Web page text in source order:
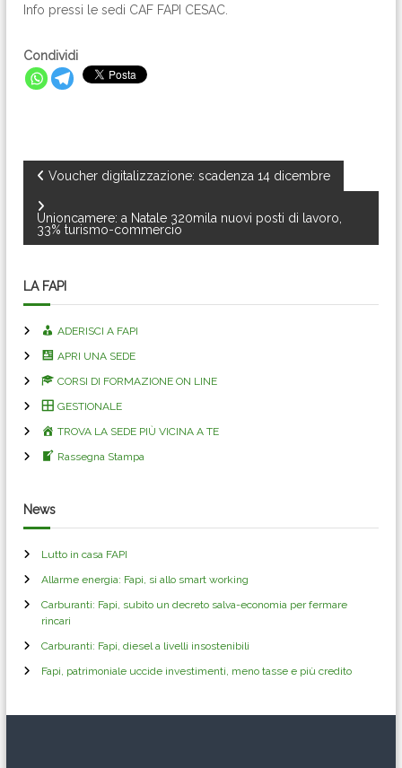
Info pressi le sedi CAF FAPI CESAC.
Condividi
N
i
g
a
z
i
o
n
e
r
Voucher digitalizzazione: scadenza 14 dicembre
Unioncamere: a Natale 320mila nuovi posti di lavoro,
33% turismo-commercio
LA FAPI
ADERISCI A FAPI
APRI UNA SEDE
CORSI DI FORMAZIONE ON LINE
GESTIONALE
TROVA LA SEDE PIÙ VICINA A TE
Rassegna Stampa
News
Lutto in casa FAPI
Allarme energia: Fapi, si allo smart working
Carburanti: Fapi, subito un decreto salva-economia per fermare
rincari
Carburanti: Fapi, diesel a livelli insostenibili
Fapi, patrimoniale uccide investimenti, meno tasse e più credito